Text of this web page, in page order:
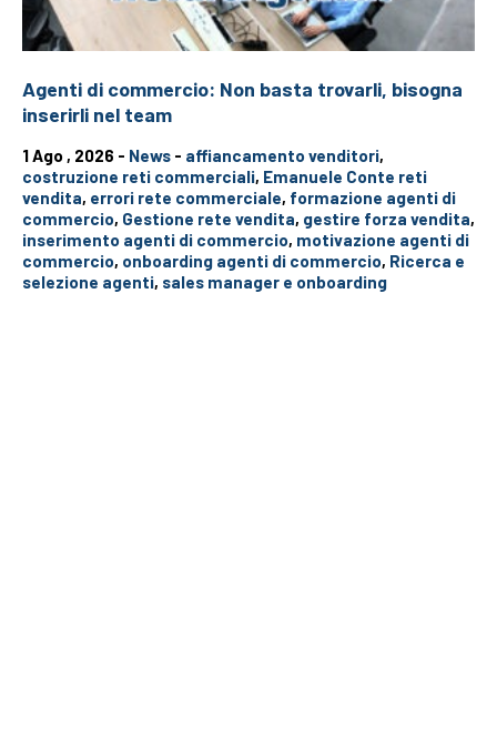
Agenti di commercio: Non basta trovarli, bisogna
inserirli nel team
1 Ago , 2026 - News - affiancamento venditori,
costruzione reti commerciali, Emanuele Conte reti
vendita, errori rete commerciale, formazione agenti di
commercio, Gestione rete vendita, gestire forza vendita,
inserimento agenti di commercio, motivazione agenti di
commercio, onboarding agenti di commercio, Ricerca e
selezione agenti, sales manager e onboarding